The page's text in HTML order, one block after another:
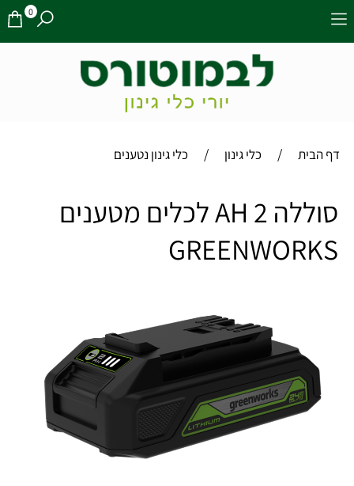
0
דף הבית / כלי גינון / כלי גינון נטענים
סוללה 2 AH לכלים מטענים
GREENWORKS